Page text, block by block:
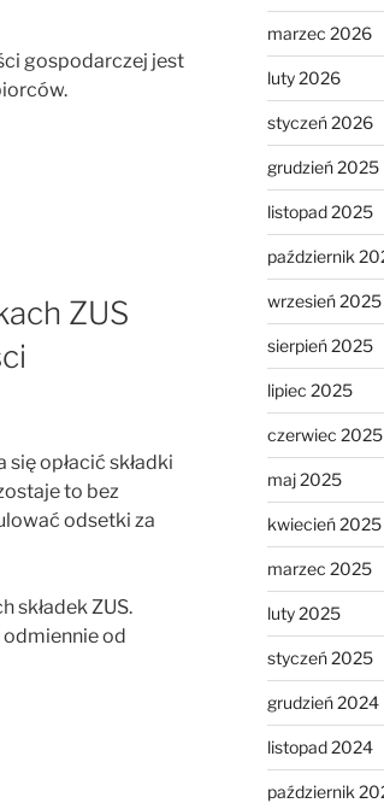
gospodarczej jest
ZUS
opłacić składki
to bez
odsetki za
składek ZUS.
od
marzec 2026
luty 2026
styczeń 2026
grudzień 2025
listopad 2025
październik
wrzesień 2025
sierpień 2025
lipiec 2025
czerwiec 2025
maj 2025
kwiecień 2025
marzec 2025
luty 2025
styczeń 2025
grudzień 2024
listopad 2024
październik